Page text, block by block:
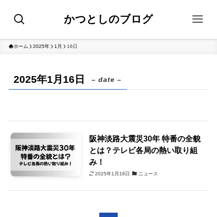
かつとしのブログ
ホーム 2025年 1月 16日
2025年1月16日 – date –
阪神淡路大震災30年 特番の全貌
とは？テレビ各局の熱い取り組
み！
2025年1月18日 ニュース